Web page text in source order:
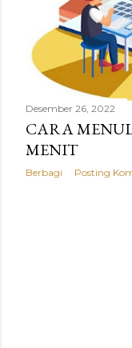
a
n
Desember 26, 2022
CARA
MENIT
Berbagi Posting